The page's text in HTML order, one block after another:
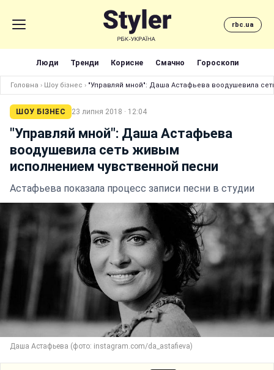
rbc.ua
Люди Тренди Корисне Смачно Гороскопи
Головна › Шоу бізнес › "Управляй мной": Даша Астафьева воодушевила
ШОУ БІЗНЕС 23 липня 2018 · 12:04
"Управляй мной": Даша Астафьева
воодушевила сеть живым
исполнением чувственной песни
Астафьева показала процесс записи песни в студии
Даша Астафьева (фото: instagram.com/da_astafieva)